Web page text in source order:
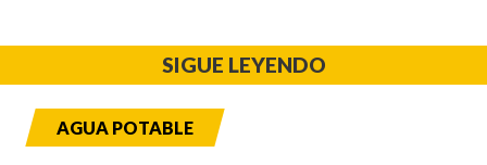
SIGUE LEYENDO
AGUA POTABLE